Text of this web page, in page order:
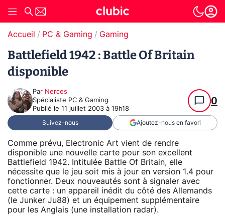
Accueil PC & Gaming Gaming
Battlefield 1942 : Battle Of Britain
disponible
Par Nerces
Spécialiste PC & Gaming
Publié le 11 juillet 2003 à 19h18
0
Suivez-nous Ajoutez-nous en favori
Comme prévu, Electronic Art vient de rendre
disponible une nouvelle carte pour son excellent
Battlefield 1942. Intitulée Battle Of Britain, elle
nécessite que le jeu soit mis à jour en version 1.4 pour
fonctionner. Deux nouveautés sont à signaler avec
cette carte : un appareil inédit du côté des Allemands
(le Junker Ju88) et un équipement supplémentaire
pour les Anglais (une installation radar).